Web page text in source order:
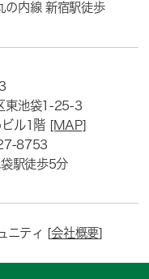
の内線 新宿駅徒歩
東池袋1-25-3
ル1階 [MAP]
8753
駅徒歩5分
ニティ [会社概要]